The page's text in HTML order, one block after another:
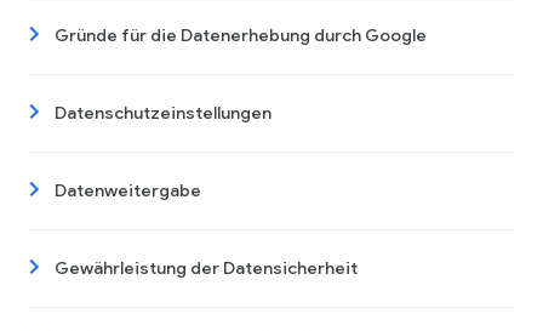
Gründe für die Datenerhebung durch Google
Datenschutzeinstellungen
Datenweitergabe
Gewährleistung der Datensicherheit